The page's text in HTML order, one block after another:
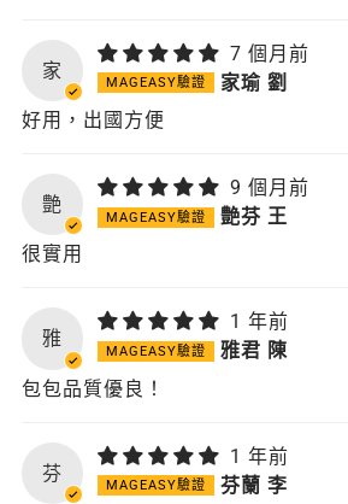
家
7 個月前
家瑜 劉
好用，出國方便
艶
9 個月前
艶芬 王
很實用
雅
1 年前
雅君 陳
包包品質優良！
芬
1 年前
芬蘭 李